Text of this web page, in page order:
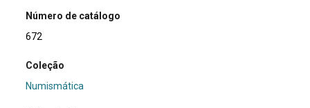
Número de catálogo
672
Coleção
Numismática